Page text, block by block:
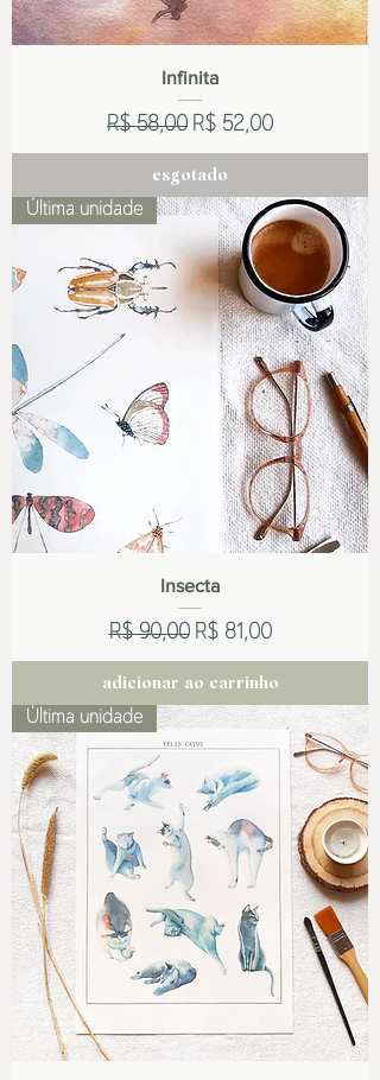
Infinita
Preço normal
R$ 58,00 Preço promocional
R$ 52,00
esgotado
Última unidade
Insecta
Preço normal
R$ 90,00 Preço promocional
R$ 81,00
adicionar ao carrinho
Última unidade